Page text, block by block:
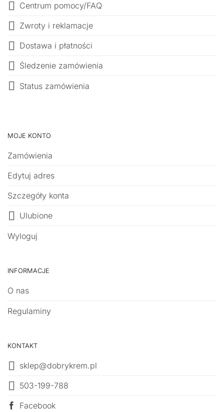
Centrum pomocy/FAQ
Zwroty i reklamacje
Dostawa i płatności
Śledzenie zamówienia
Status zamówienia
MOJE KONTO
Zamówienia
Edytuj adres
Szczegóły konta
Ulubione
Wyloguj
INFORMACJE
O nas
Regulaminy
KONTAKT
sklep@dobrykrem.pl
503-199-788
Facebook